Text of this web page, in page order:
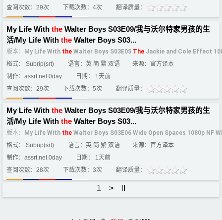
查阅次数：29次
下载次数：4次 翻译质量：
My Life With the Walter Boys S03E09/我与沃尔特家男孩的生
活/My Life With the Walter Boys S03...
版本： My Life With the Walter Boys S03E05 The Jackie and Cole Effect
格式： Subrip(srt)
语言：英 简 繁 双语
来源：官方译本
制作：assrt.net 0day
日期： 1天前
查阅次数：29次
下载次数：5次 翻译质量：
My Life With the Walter Boys S03E09/我与沃尔特家男孩的生
活/My Life With the Walter Boys S03...
版本： My Life With the Walter Boys S03E06 Wide Open Spaces 1080p NF
格式： Subrip(srt)
语言：英 简 繁 双语
来源：官方译本
制作：assrt.net 0day
日期： 1天前
查阅次数：28次
下载次数：3次 翻译质量：
1 >